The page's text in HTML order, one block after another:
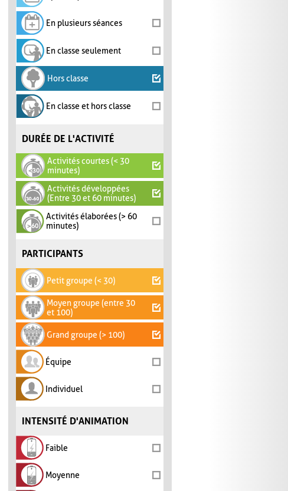
En plusieurs séances
En classe seulement
Hors classe
En classe et hors classe
DURÉE DE L'ACTIVITÉ
Activités courtes (< 30
minutes)
Activités développées
(Entre 30 et 60 minutes)
Activités élaborées (> 60
minutes)
PARTICIPANTS
Petit groupe (< 30)
Moyen groupe (entre 30
et 100)
Grand groupe (> 100)
Équipe
Individuel
INTENSITÉ D'ANIMATION
Faible
Moyenne